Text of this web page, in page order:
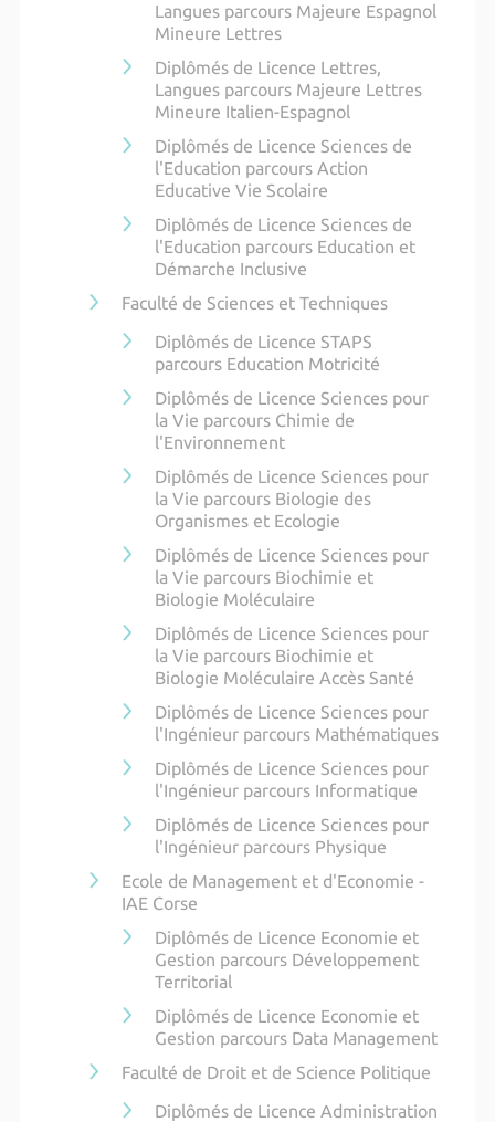
Langues parcours Majeure Espagnol
Mineure Lettres
Diplômés de Licence Lettres,
Langues parcours Majeure Lettres
Mineure Italien-Espagnol
Diplômés de Licence Sciences de
l'Education parcours Action
Educative Vie Scolaire
Diplômés de Licence Sciences de
l'Education parcours Education et
Démarche Inclusive
Faculté de Sciences et Techniques
Diplômés de Licence STAPS
parcours Education Motricité
Diplômés de Licence Sciences pour
la Vie parcours Chimie de
l'Environnement
Diplômés de Licence Sciences pour
la Vie parcours Biologie des
Organismes et Ecologie
Diplômés de Licence Sciences pour
la Vie parcours Biochimie et
Biologie Moléculaire
Diplômés de Licence Sciences pour
la Vie parcours Biochimie et
Biologie Moléculaire Accès Santé
Diplômés de Licence Sciences pour
l'Ingénieur parcours Mathématiques
Diplômés de Licence Sciences pour
l'Ingénieur parcours Informatique
Diplômés de Licence Sciences pour
l'Ingénieur parcours Physique
Ecole de Management et d'Economie -
IAE Corse
Diplômés de Licence Economie et
Gestion parcours Développement
Territorial
Diplômés de Licence Economie et
Gestion parcours Data Management
Faculté de Droit et de Science Politique
Diplômés de Licence Administration